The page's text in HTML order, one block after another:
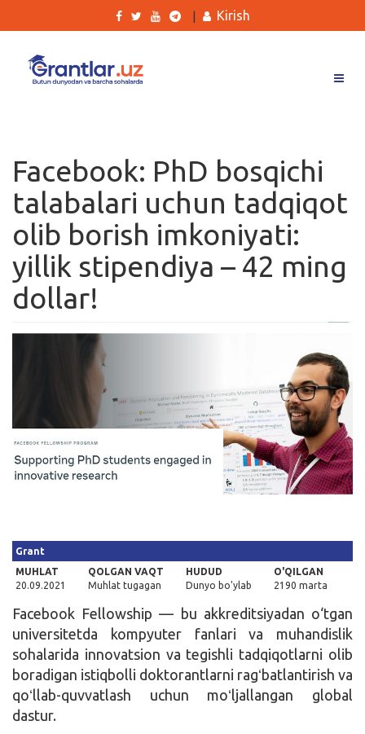
Ishlar
Kurslar
Blog
Yana
Kirish
Facebook: PhD bosqichi
talabalari uchun tadqiqot
olib borish imkoniyati:
yillik stipendiya – 42 ming
dollar!
Grant
MUHLAT
20.09.2021
QOLGAN VAQT
Muhlat tugagan
HUDUD
Dunyo bo'ylab
O'QILGAN
2190 marta
Facebook Fellowship — bu akkreditsiyadan o‘tgan
universitetda kompyuter fanlari va muhandislik
sohalarida innovatsion va tegishli tadqiqotlarni olib
boradigan istiqbolli doktorantlarni ragʻbatlantirish va
qoʻllab-quvvatlash uchun moʻljallangan global
dastur.